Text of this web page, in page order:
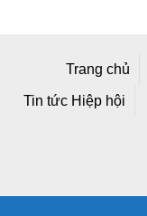
Trang chủ
Tin tức Hiệp hội